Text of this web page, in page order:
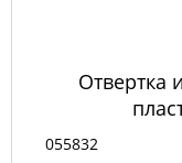
Отвертка
055832